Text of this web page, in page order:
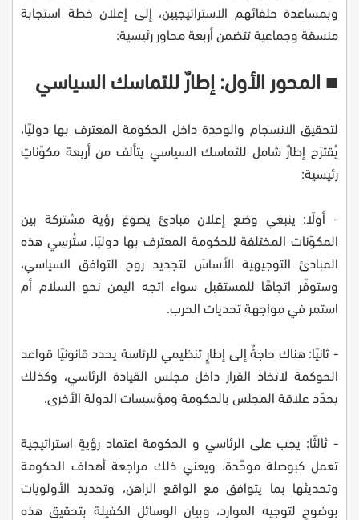
وبمساعدة حلفائهم الاستراتيجيين، إلى إعلان خطة استجابة
منسقة وجماعية تتضمن أربعة محاور رئيسية:
■ المحور الأول: إطارٌ للتماسك السياسي
لتحقيق الانسجام والوحدة داخل الحكومة المعترف بها دوليًا،
يُقترَح إطارٌ شامل للتماسك السياسي يتألف من أربعة مكوّناتٍ
رئيسية:
- أولًا: ينبغي وضع إعلان مبادئ يصوغ رؤية مشتركة بين
المكوّنات المختلفة للحكومة المعترف بها دوليًا. ستُرسِي هذه
المبادئ التوجيهية الأساسَ لتجديد روح التوافق السياسي،
وستوفّر اتجاهًا للمستقبل سواء اتجه اليمن نحو السلام أم
استمر في مواجهة تحديات الحرب.
- ثانيًا: هناك حاجةٌ إلى إطارٍ تنظيمي للرئاسة يحدد قانونيًا قواعد
الحوكمة لاتخاذ القرار داخل مجلس القيادة الرئاسي، وكذلك
يحدّد علاقة المجلس بالحكومة ومؤسسات الدولة الأخرى.
- ثالثًا: يجب على الرئاسي و الحكومة اعتماد رؤيةٍ استراتيجية
تعمل كبوصلة موحّدة. ويعني ذلك مراجعة أهداف الحكومة
وتحديثها بما يتوافق مع الواقع الراهن، وتحديد الأولويات
بوضوحٍ لتوجيه الموارد، وبيان الوسائل الكفيلة بتحقيق هذه